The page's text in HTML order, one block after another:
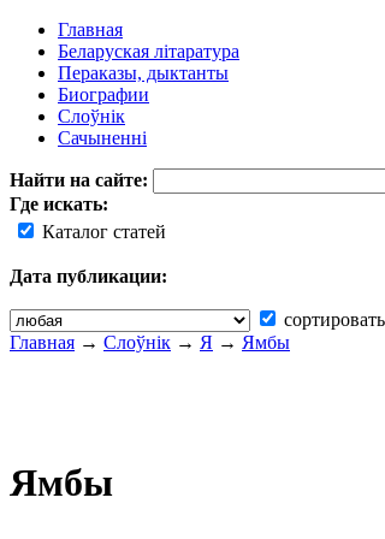
Главная
Беларуская літаратура
Пераказы, дыктанты
Биографии
Слоўнік
Сачыненні
Найти на сайте:
Где искать:
Каталог статей
Дата публикации:
Главная → Слоўнік → Я → Ямбы
Ямбы